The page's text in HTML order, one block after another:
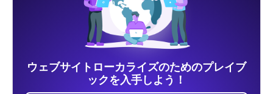
ウェブサイトローカライズのためのプレイブ
ックを入手しよう！